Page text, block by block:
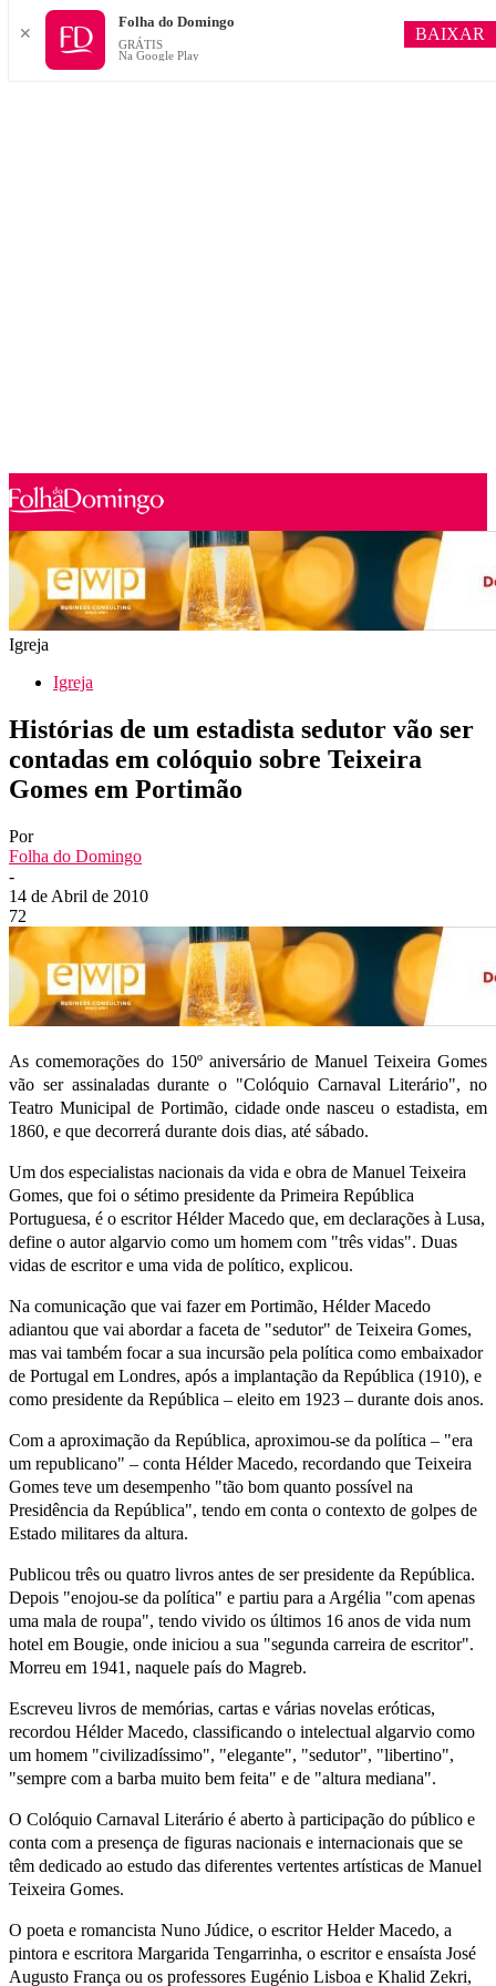
Igreja
Igreja
Histórias de um estadista sedutor vão ser
contadas em colóquio sobre Teixeira
Gomes em Portimão
Por
Folha do Domingo
-
14 de Abril de 2010
72
As comemorações do 150º aniversário de Manuel Teixeira Gomes
vão ser assinaladas durante o "Colóquio Carnaval Literário", no
Teatro Municipal de Portimão, cidade onde nasceu o estadista, em
1860, e que decorrerá durante dois dias, até sábado.
Um dos especialistas nacionais da vida e obra de Manuel Teixeira
Gomes, que foi o sétimo presidente da Primeira República
Portuguesa, é o escritor Hélder Macedo que, em declarações à Lusa,
define o autor algarvio como um homem com "três vidas". Duas
vidas de escritor e uma vida de político, explicou.
Na comunicação que vai fazer em Portimão, Hélder Macedo
adiantou que vai abordar a faceta de "sedutor" de Teixeira Gomes,
mas vai também focar a sua incursão pela política como embaixador
de Portugal em Londres, após a implantação da República (1910), e
como presidente da República – eleito em 1923 – durante dois anos.
Com a aproximação da República, aproximou-se da política – "era
um republicano" – conta Hélder Macedo, recordando que Teixeira
Gomes teve um desempenho "tão bom quanto possível na
Presidência da República", tendo em conta o contexto de golpes de
Estado militares da altura.
Publicou três ou quatro livros antes de ser presidente da República.
Depois "enojou-se da política" e partiu para a Argélia "com apenas
uma mala de roupa", tendo vivido os últimos 16 anos de vida num
hotel em Bougie, onde iniciou a sua "segunda carreira de escritor".
Morreu em 1941, naquele país do Magreb.
Escreveu livros de memórias, cartas e várias novelas eróticas,
recordou Hélder Macedo, classificando o intelectual algarvio como
um homem "civilizadíssimo", "elegante", "sedutor", "libertino",
"sempre com a barba muito bem feita" e de "altura mediana".
O Colóquio Carnaval Literário é aberto à participação do público e
conta com a presença de figuras nacionais e internacionais que se
têm dedicado ao estudo das diferentes vertentes artísticas de Manuel
Teixeira Gomes.
O poeta e romancista Nuno Júdice, o escritor Helder Macedo, a
pintora e escritora Margarida Tengarrinha, o escritor e ensaísta José
Augusto França ou os professores Eugénio Lisboa e Khalid Zekri,
✕
Folha do Domingo
GRÁTIS
Na Google Play
BAIXAR